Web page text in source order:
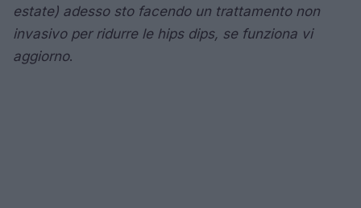
estate) adesso sto facendo un trattamento non
invasivo per ridurre le hips dips, se funziona vi
aggiorno.